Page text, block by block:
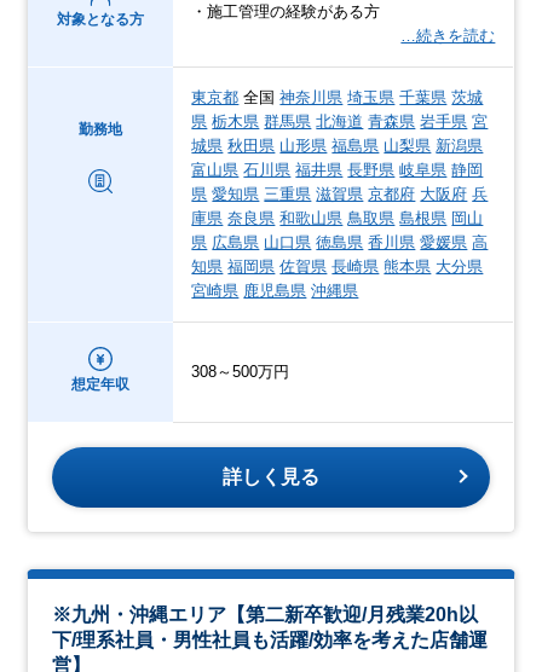
対象となる方
・施工管理の経験がある方
…続きを読む
勤務地
東京都 全国神奈川県 埼玉県 千葉県 茨城
県 栃木県 群馬県 北海道 青森県 岩手県 宮
城県 秋田県 山形県 福島県 山梨県 新潟県
富山県 石川県 福井県 長野県 岐阜県 静岡
県 愛知県 三重県 滋賀県 京都府 大阪府 兵
庫県 奈良県 和歌山県 鳥取県 島根県 岡山
県 広島県 山口県 徳島県 香川県 愛媛県 高
知県 福岡県 佐賀県 長崎県 熊本県 大分県
宮崎県 鹿児島県 沖縄県
想定年収
308～500万円
詳しく見る
※九州・沖縄エリア【第二新卒歓迎/月残業20h以
下/理系社員・男性社員も活躍/効率を考えた店舗運
営】